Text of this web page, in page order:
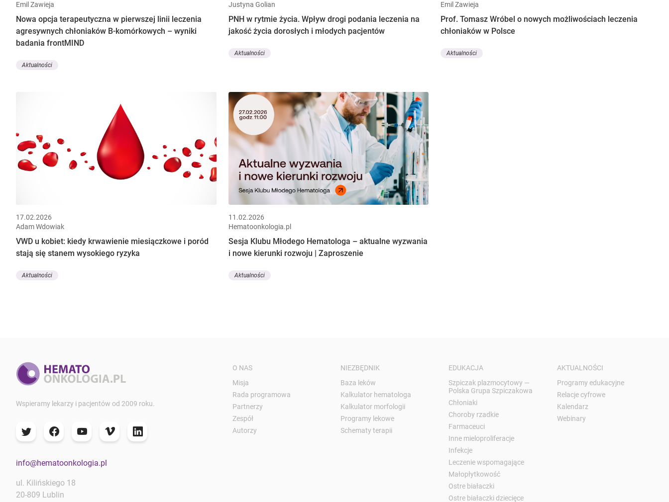
Emil Zawieja
Nowa opcja terapeutyczna w pierwszej linii leczenia
agresywnych chłoniaków B-komórkowych – wyniki
badania frontMIND
Aktualności
Justyna Golian
PNH w rytmie życia. Wpływ drogi podania leczenia na
jakość życia dorosłych i młodych pacjentów
Aktualności
Emil Zawieja
Prof. Tomasz Wróbel o nowych możliwościach leczenia
chłoniaków w Polsce
Aktualności
17.02.2026
Adam Wdowiak
VWD u kobiet: kiedy krwawienie miesiączkowe i poród
stają się stanem wysokiego ryzyka
Aktualności
11.02.2026
Hematoonkologia.pl
Sesja Klubu Młodego Hematologa – aktualne wyzwania
i nowe kierunki rozwoju | Zaproszenie
Aktualności
Wspieramy lekarzy i pacjentów od 2009 roku.
info@hematoonkologia.pl
ul. Kilińskiego 18
20-809 Lublin
O NAS
Misja
Rada programowa
Partnerzy
Zespół
Autorzy
NIEZBĘDNIK
Baza leków
Kalkulator hematologa
Kalkulator morfologii
Programy lekowe
Schematy terapii
EDUKACJA
Szpiczak plazmocytowy —
Polska Grupa Szpiczakowa
Chłoniaki
Choroby rzadkie
Farmaceuci
Inne mieloproliferacje
Infekcje
Leczenie wspomagające
Małopłytkowość
Ostre białaczki
Ostre białaczki dziecięce
AKTUALNOŚCI
Programy edukacyjne
Relacje cyfrowe
Kalendarz
Webinary